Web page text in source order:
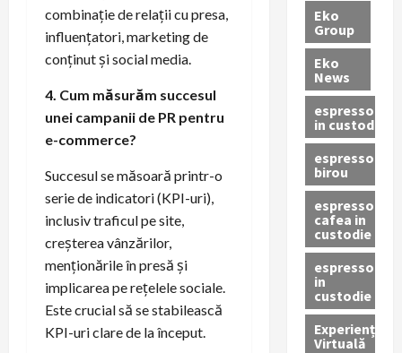
combinație de relații cu presa,
influențatori, marketing de
conținut și social media.
4. Cum măsurăm succesul
unei campanii de PR pentru
e-commerce?
Succesul se măsoară printr-o
serie de indicatori (KPI-uri),
inclusiv traficul pe site,
creșterea vânzărilor,
menționările în presă și
implicarea pe rețelele sociale.
Este crucial să se stabilească
KPI-uri clare de la început.
Eko
Group
Eko
News
espressoare
in custodie
espressor
birou
espressor
cafea in
custodie
espressor
in
custodie
Experiență
Virtuală